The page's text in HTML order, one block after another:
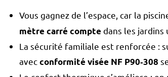
Vous gagnez de l’espace, car la
mètre carré comptedans les jardins
La sécurité familiale est renforcée :
avecconformité visée NF P90‑308